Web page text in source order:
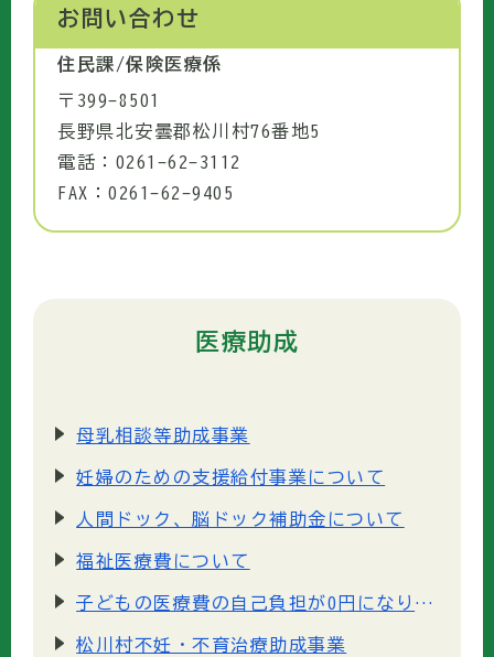
お問い合わせ
住民課/保険医療係
〒399-8501
長野県北安曇郡松川村76番地5
電話：0261-62-3112
FAX：0261-62-9405
医療助成
母乳相談等助成事業
妊婦のための支援給付事業について
人間ドック、脳ドック補助金について
福祉医療費について
子どもの医療費の自己負担が0円になります
松川村不妊・不育治療助成事業